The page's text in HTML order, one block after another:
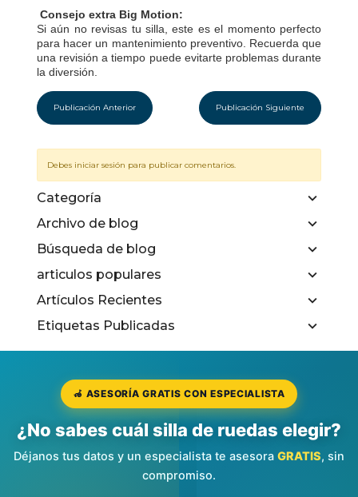
Consejo extra Big Motion:
Si aún no revisas tu silla, este es el momento perfecto
para hacer un mantenimiento preventivo. Recuerda que
una revisión a tiempo puede evitarte problemas durante
la diversión.
Publicación Anterior Publicación Siguiente
Debes iniciar sesión para publicar comentarios.
Categoría
Archivo de blog
Búsqueda de blog
articulos populares
Artículos Recientes
Etiquetas Publicadas
🦽 ASESORÍA GRATIS CON ESPECIALISTA
¿No sabes cuál silla de ruedas elegir?
Déjanos tus datos y un especialista te asesora GRATIS, sin
compromiso.